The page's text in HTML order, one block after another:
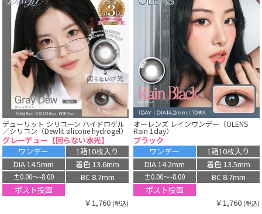
デューリット シリコーン ハイドロゲル
／シリコン（Dewlit silicone hydrogel）
グレーデュー【回らない水光】
ワンデー
1箱10枚入り
DIA 14.5mm
着色 13.6mm
±0.00〜-8.00
BC 8.7mm
ポスト投函
￥1,760 (税込)
オーレンズ レインワンデー（OLENS
Rain 1day）
ブラック
ワンデー
1箱10枚入り
DIA 14.2mm
着色 13.5mm
±0.00〜-8.00
BC 8.7mm
ポスト投函
￥1,760 (税込)